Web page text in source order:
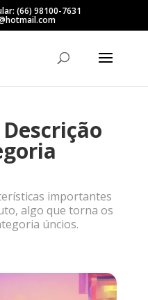
(66) 98100-7631
importantes
algo que torna os
úncios.